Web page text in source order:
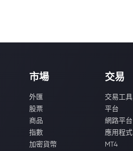
市場
外匯
股票
商品
指數
加密貨幣
交易
交易工具
平台
網路平台
應用程式
MT4